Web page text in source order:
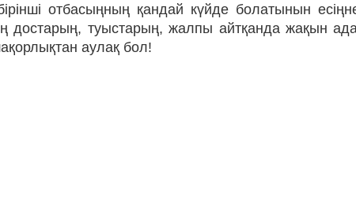
отбасыңның қандай күйде болатынын
достарың, туыстарың, жалпы айтқанда жақын
аулақ бол!